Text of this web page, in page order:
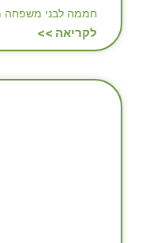
חממה לבני משפחה
לקריאה >>